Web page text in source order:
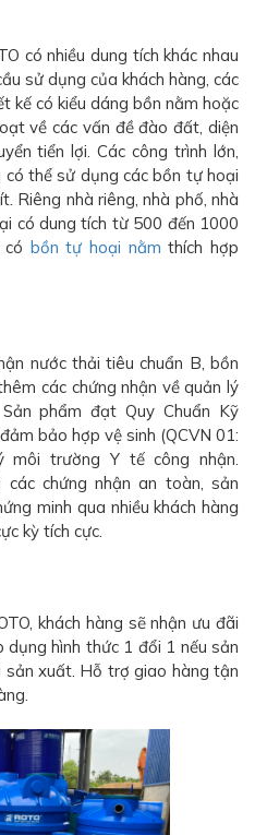
có nhiều dung tích khác nhau
sử dụng của khách hàng, các
kế có kiểu dáng bồn nằm hoặc
về các vấn đề đào đất, diện
tiển lợi. Các công trình lớn,
thể sử dụng các bồn tự hoại
Riêng nhà riêng, nhà phố, nhà
có dung tích từ 500 đến 1000
bồn tự hoại nằm thích hợp
nước thải tiêu chuẩn B, bồn
các chứng nhận về quản lý
phẩm đạt Quy Chuẩn Kỹ
bảo hợp vệ sinh (QCVN 01:
môi trường Y tế công nhận.
các chứng nhận an toàn, sản
minh qua nhiều khách hàng
kỳ tích cực.
khách hàng sẽ nhận ưu đãi
dụng hình thức 1 đổi 1 nếu sản
xuất. Hỗ trợ giao hàng tận